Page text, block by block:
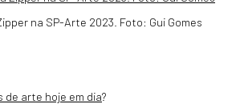
na SP-Arte 2023. Foto: Gui Gomes
de arte hoje em dia?